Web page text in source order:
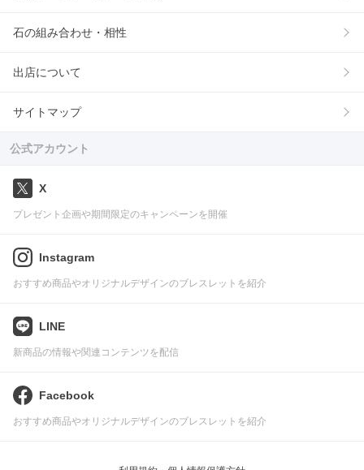
石の組み合わせ・相性
出店について
サイトマップ
公式アカウント
X
プレゼント企画や期間限定のキャンペーンを開催
Instagram
おすすめ商品やオリジナルデザインのブレスレットを紹介
LINE
新商品の情報や関連コンテンツを配信
Facebook
おすすめ商品やオリジナルデザインのブレスレットを紹介